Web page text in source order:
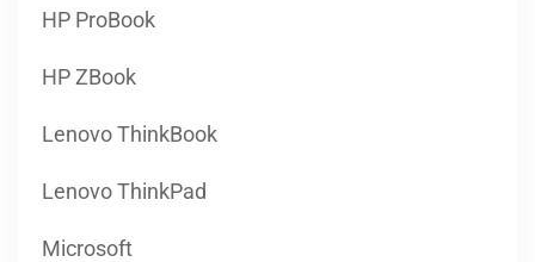
HP ProBook
HP ZBook
Lenovo ThinkBook
Lenovo ThinkPad
Microsoft